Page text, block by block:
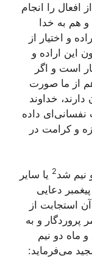
افعال را انجام
هم به خدا
و اختیار از
این اراده و
است و اگر
هم از ما صورت
خداوند
داده
و کرامت در
نیم شد2 یا سایر
دعایی
استجابت از
پروردگار و به
و ماه دو نیم
می‌‌فرماید: